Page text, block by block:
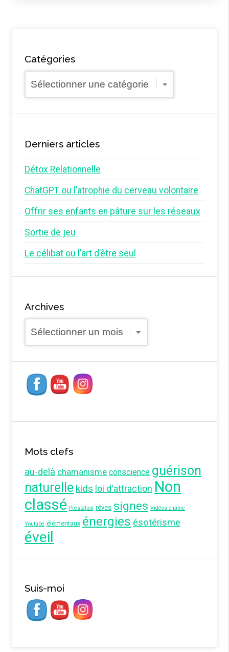
Catégories
Derniers articles
Détox Relationnelle
ChatGPT ou l’atrophie du cerveau volontaire
Offrir ses enfants en pâture sur les réseaux
Sortie de jeu
Le célibat ou l’art d’être seul
Archives
Mots clefs
au-delà chamanisme conscience guérison
naturelle kids loi d'attraction Non
classé Prestation rêves signes Vidéos chaîne
Youtube élémentaux énergies ésotérisme
éveil
Suis-moi